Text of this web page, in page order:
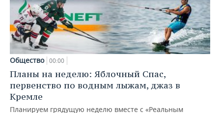
Общество 00:00
Планы на неделю: Яблочный Спас,
первенство по водным лыжам, джаз в
Кремле
Планируем грядущую неделю вместе с «Реальным